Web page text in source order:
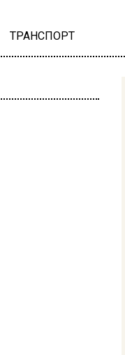
ТРАНСПОРТ